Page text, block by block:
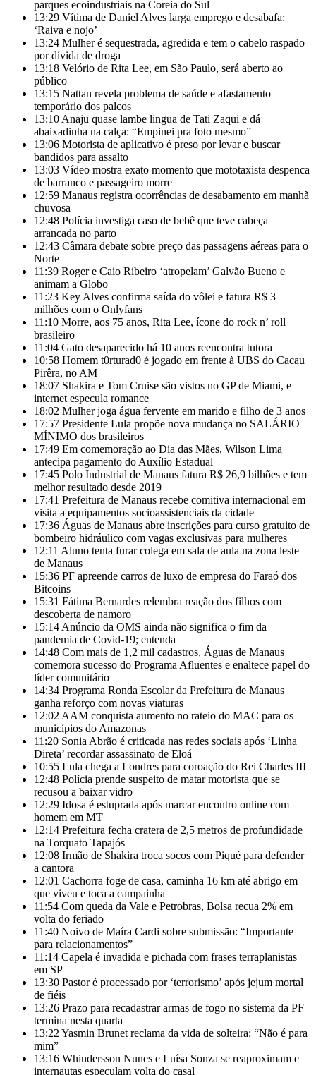
parques ecoindustriais na Coreia do Sul
13:29 Vítima de Daniel Alves larga emprego e desabafa:
‘Raiva e nojo’
13:24 Mulher é sequestrada, agredida e tem o cabelo raspado
por dívida de droga
13:18 Velório de Rita Lee, em São Paulo, será aberto ao
público
13:15 Nattan revela problema de saúde e afastamento
temporário dos palcos
13:10 Anaju quase lambe lingua de Tati Zaqui e dá
abaixadinha na calça: “Empinei pra foto mesmo”
13:06 Motorista de aplicativo é preso por levar e buscar
bandidos para assalto
13:03 Vídeo mostra exato momento que mototaxista despenca
de barranco e passageiro morre
12:59 Manaus registra ocorrências de desabamento em manhã
chuvosa
12:48 Polícia investiga caso de bebê que teve cabeça
arrancada no parto
12:43 Câmara debate sobre preço das passagens aéreas para o
Norte
11:39 Roger e Caio Ribeiro ‘atropelam’ Galvão Bueno e
animam a Globo
11:23 Key Alves confirma saída do vôlei e fatura R$ 3
milhões com o Onlyfans
11:10 Morre, aos 75 anos, Rita Lee, ícone do rock n’ roll
brasileiro
11:04 Gato desaparecido há 10 anos reencontra tutora
10:58 Homem t0rturad0 é jogado em frente à UBS do Cacau
Pirêra, no AM
18:07 Shakira e Tom Cruise são vistos no GP de Miami, e
internet especula romance
18:02 Mulher joga água fervente em marido e filho de 3 anos
17:57 Presidente Lula propõe nova mudança no SALÁRIO
MÍNIMO dos brasileiros
17:49 Em comemoração ao Dia das Mães, Wilson Lima
antecipa pagamento do Auxílio Estadual
17:45 Polo Industrial de Manaus fatura R$ 26,9 bilhões e tem
melhor resultado desde 2019
17:41 Prefeitura de Manaus recebe comitiva internacional em
visita a equipamentos socioassistenciais da cidade
17:36 Águas de Manaus abre inscrições para curso gratuito de
bombeiro hidráulico com vagas exclusivas para mulheres
12:11 Aluno tenta furar colega em sala de aula na zona leste
de Manaus
15:36 PF apreende carros de luxo de empresa do Faraó dos
Bitcoins
15:31 Fátima Bernardes relembra reação dos filhos com
descoberta de namoro
15:14 Anúncio da OMS ainda não significa o fim da
pandemia de Covid-19; entenda
14:48 Com mais de 1,2 mil cadastros, Águas de Manaus
comemora sucesso do Programa Afluentes e enaltece papel do
líder comunitário
14:34 Programa Ronda Escolar da Prefeitura de Manaus
ganha reforço com novas viaturas
12:02 AAM conquista aumento no rateio do MAC para os
municípios do Amazonas
11:20 Sonia Abrão é criticada nas redes sociais após ‘Linha
Direta’ recordar assassinato de Eloá
10:55 Lula chega a Londres para coroação do Rei Charles III
12:48 Polícia prende suspeito de matar motorista que se
recusou a baixar vidro
12:29 Idosa é estuprada após marcar encontro online com
homem em MT
12:14 Prefeitura fecha cratera de 2,5 metros de profundidade
na Torquato Tapajós
12:08 Irmão de Shakira troca socos com Piqué para defender
a cantora
12:01 Cachorra foge de casa, caminha 16 km até abrigo em
que viveu e toca a campainha
11:54 Com queda da Vale e Petrobras, Bolsa recua 2% em
volta do feriado
11:40 Noivo de Maíra Cardi sobre submissão: “Importante
para relacionamentos”
11:14 Capela é invadida e pichada com frases terraplanistas
em SP
13:30 Pastor é processado por ‘terrorismo’ após jejum mortal
de fiéis
13:26 Prazo para recadastrar armas de fogo no sistema da PF
termina nesta quarta
13:22 Yasmin Brunet reclama da vida de solteira: “Não é para
mim”
13:16 Whindersson Nunes e Luísa Sonza se reaproximam e
internautas especulam volta do casal